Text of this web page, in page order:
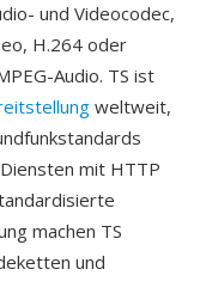
und Videocodec,
H.264 oder
Audio. TS ist
weltweit,
mit HTTP
machen TS
und